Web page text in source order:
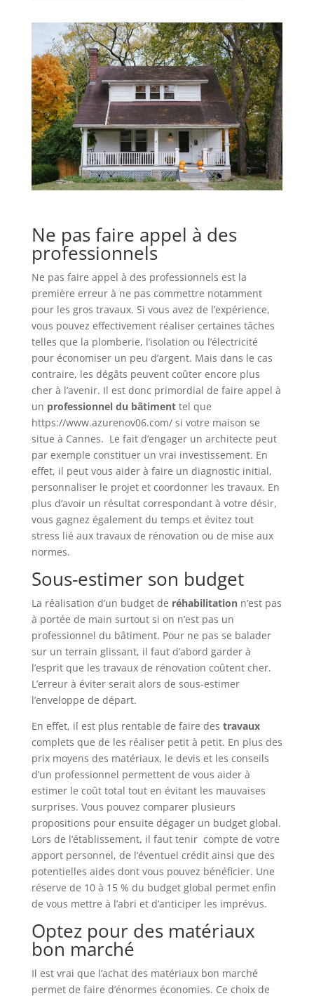
Ne pas faire appel à des
professionnels
Ne pas faire appel à des professionnels est la
première erreur à ne pas commettre notamment
pour les gros travaux. Si vous avez de l’expérience,
vous pouvez effectivement réaliser certaines tâches
telles que la plomberie, l’isolation ou l’électricité
pour économiser un peu d’argent. Mais dans le cas
contraire, les dégâts peuvent coûter encore plus
cher à l’avenir. Il est donc primordial de faire appel à
un professionnel du bâtimenttel que
https://www.azurenov06.com/ si votre maison se
situe à Cannes. Le fait d’engager un architecte peut
par exemple constituer un vrai investissement. En
effet, il peut vous aider à faire un diagnostic initial,
personnaliser le projet et coordonner les travaux. En
plus d’avoir un résultat correspondant à votre désir,
vous gagnez également du temps et évitez tout
stress lié aux travaux de rénovation ou de mise aux
normes.
Sous-estimer son budget
La réalisation d’un budget de réhabilitation n’est pas
à portée de main surtout si on n’est pas un
professionnel du bâtiment. Pour ne pas se balader
sur un terrain glissant, il faut d’abord garder à
l’esprit que les travaux de rénovation coûtent cher.
L’erreur à éviter serait alors de sous-estimer
l’enveloppe de départ.
En effet, il est plus rentable de faire des travaux
complets que de les réaliser petit à petit. En plus des
prix moyens des matériaux, le devis et les conseils
d’un professionnel permettent de vous aider à
estimer le coût total tout en évitant les mauvaises
surprises. Vous pouvez comparer plusieurs
propositions pour ensuite dégager un budget global.
Lors de l’établissement, il faut tenir compte de votre
apport personnel, de l’éventuel crédit ainsi que des
potentielles aides dont vous pouvez bénéficier. Une
réserve de 10 à 15 % du budget global permet enfin
de vous mettre à l’abri et d’anticiper les imprévus.
Optez pour des matériaux
bon marché
Il est vrai que l’achat des matériaux bon marché
permet de faire d’énormes économies. Ce choix de